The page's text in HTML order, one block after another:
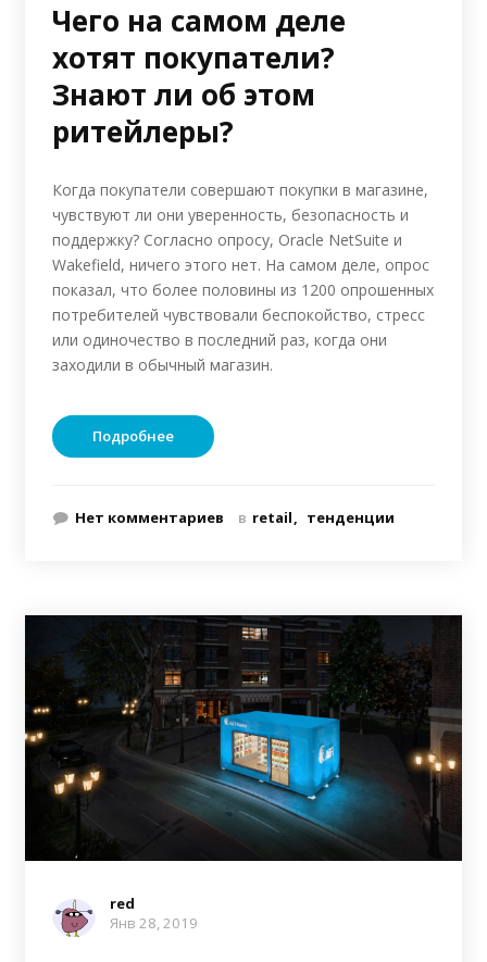
Чего на самом деле
хотят покупатели?
Знают ли об этом
ритейлеры?
Когда покупатели совершают покупки в магазине,
чувствуют ли они уверенность, безопасность и
поддержку? Согласно опросу, Oracle NetSuite и
Wakefield, ничего этого нет. На самом деле, опрос
показал, что более половины из 1200 опрошенных
потребителей чувствовали беспокойство, стресс
или одиночество в последний раз, когда они
заходили в обычный магазин.
Подробнее
Нет комментариев в retail тенденции
red
Янв 28, 2019